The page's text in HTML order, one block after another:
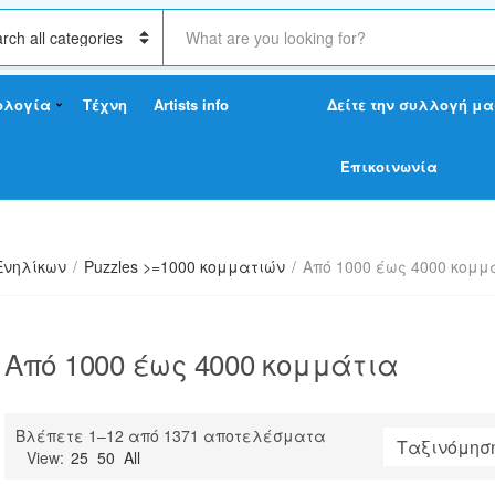
S
a
c
x
Τέχνη Artists info Δείτε την συλλογή
Επικοινωνία
/ Puzzles >=1000 κομματιών / Από 1000 έως 4000
Από 1000 έως 4000 κομμάτια
Βλέπετε 1–12 από 1371 αποτελέσματα
View: 25 50 All